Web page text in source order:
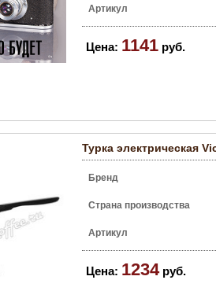
Артикул
Цена: 1141 руб.
Турка электрическая
Бренд
Страна производства
Артикул
Цена: 1234 руб.